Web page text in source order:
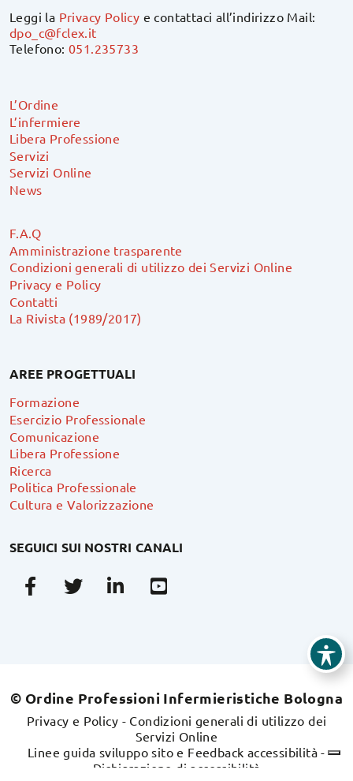
Leggi la Privacy Policy e contattaci all’indirizzo Mail:
dpo_c@fclex.it
Telefono:051.235733
L’Ordine
L’infermiere
Libera Professione
Servizi
Servizi Online
News
F.A.Q
Amministrazione trasparente
Condizioni generali di utilizzo dei Servizi Online
Privacy e Policy
Contatti
La Rivista (1989/2017)
AREE PROGETTUALI
Formazione
Esercizio Professionale
Comunicazione
Libera Professione
Ricerca
Politica Professionale
Cultura e Valorizzazione
SEGUICI SUI NOSTRI CANALI
FacebookTwitterLinkedin
© Ordine Professioni Infermieristiche Bologna
Privacy e Policy - Condizioni generali di utilizzo dei
Servizi Online
Linee guida sviluppo sito e Feedback accessibilità -
Dichiarazione di accessibilità